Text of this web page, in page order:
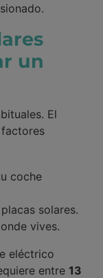
un
El
coche
solares.
vives.
eléctrico
entre 13